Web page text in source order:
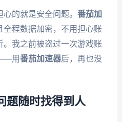
的就是安全问题。 番茄加
程数据加密，不用担心账
我之前被盗过一次游戏账
用番茄加速器后，再也没
题随时找得到人